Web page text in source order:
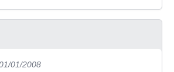
01/2008